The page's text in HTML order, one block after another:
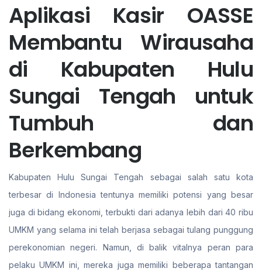
Aplikasi Kasir OASSE
Membantu Wirausaha
di Kabupaten Hulu
Sungai Tengah untuk
Tumbuh dan
Berkembang
Kabupaten Hulu Sungai Tengah sebagai salah satu kota
terbesar di Indonesia tentunya memiliki potensi yang besar
juga di bidang ekonomi, terbukti dari adanya lebih dari 40 ribu
UMKM yang selama ini telah berjasa sebagai tulang punggung
perekonomian negeri. Namun, di balik vitalnya peran para
pelaku UMKM ini, mereka juga memiliki beberapa tantangan